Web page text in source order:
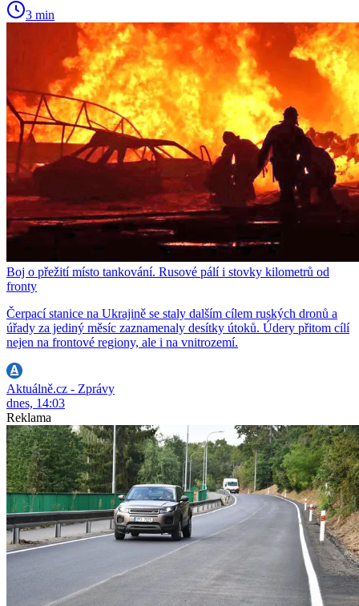
3 min
Boj o přežití místo tankování. Rusové pálí i stovky kilometrů od
fronty
Čerpací stanice na Ukrajině se staly dalším cílem ruských dronů a
úřady za jediný měsíc zaznamenaly desítky útoků. Údery přitom cílí
nejen na frontové regiony, ale i na vnitrozemí.
Aktuálně.cz - Zprávy
dnes, 14:03
Reklama